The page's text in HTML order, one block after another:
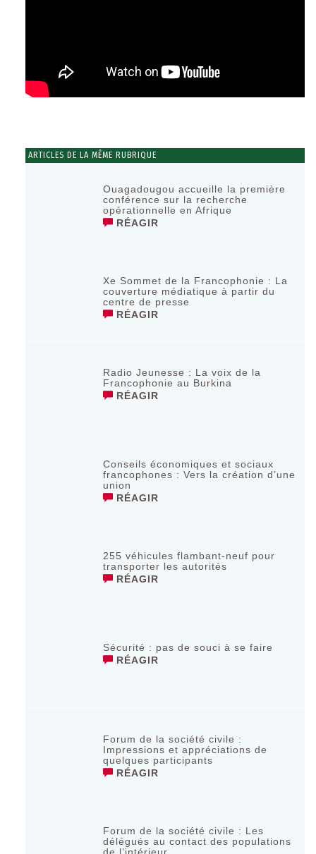
ARTICLES DE LA MÊME RUBRIQUE
Ouagadougou accueille la première
conférence sur la recherche
opérationnelle en Afrique
RÉAGIR
Xe Sommet de la Francophonie : La
couverture médiatique à partir du
centre de presse
RÉAGIR
Radio Jeunesse : La voix de la
Francophonie au Burkina
RÉAGIR
Conseils économiques et sociaux
francophones : Vers la création d’une
union
RÉAGIR
255 véhicules flambant-neuf pour
transporter les autorités
RÉAGIR
Sécurité : pas de souci à se faire
RÉAGIR
Forum de la société civile :
Impressions et appréciations de
quelques participants
RÉAGIR
Forum de la société civile : Les
délégués au contact des populations